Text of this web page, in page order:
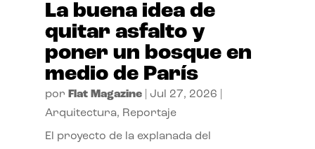
La buena idea de
quitar asfalto y
poner un bosque en
medio de París
por Flat Magazine| Jul 27, 2026
Arquitectura, Reportaje
El proyecto de la explanada del